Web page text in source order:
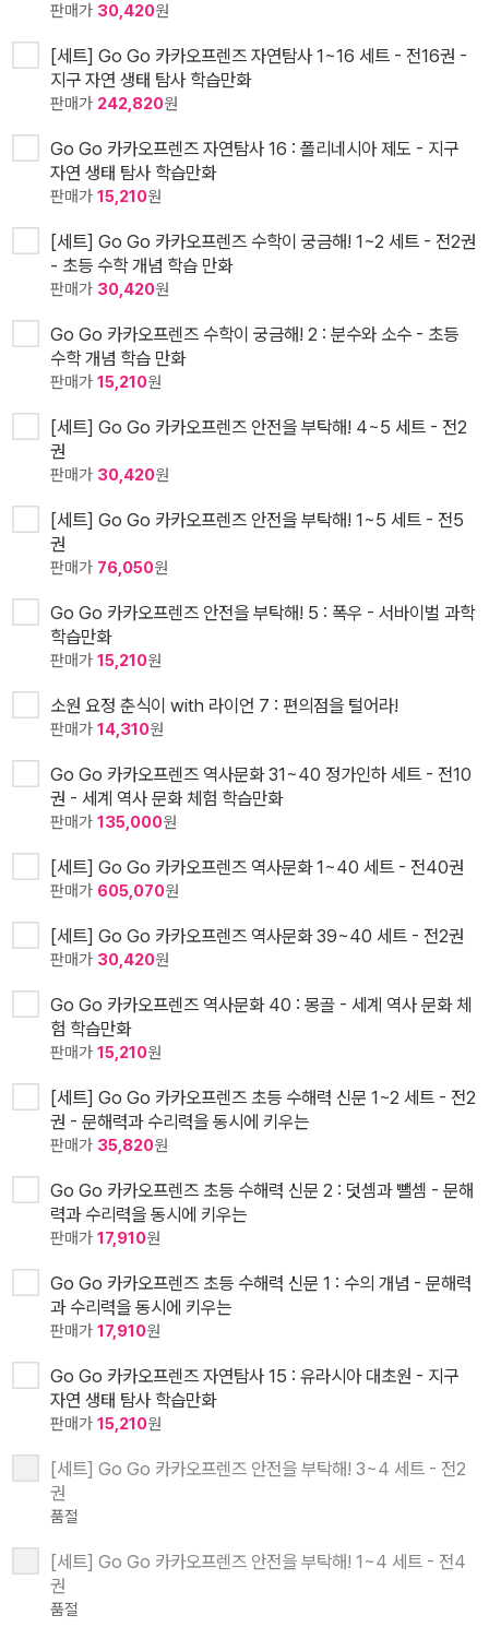
판매가 30,420원
[세트] Go Go 카카오프렌즈 자연탐사 1~16 세트 - 전16권 -
지구 자연 생태 탐사 학습만화
판매가 242,820원
Go Go 카카오프렌즈 자연탐사 16 : 폴리네시아 제도 - 지구
자연 생태 탐사 학습만화
판매가 15,210원
[세트] Go Go 카카오프렌즈 수학이 궁금해! 1~2 세트 - 전2권
- 초등 수학 개념 학습 만화
판매가 30,420원
Go Go 카카오프렌즈 수학이 궁금해! 2 : 분수와 소수 - 초등
수학 개념 학습 만화
판매가 15,210원
[세트] Go Go 카카오프렌즈 안전을 부탁해! 4~5 세트 - 전2
권
판매가 30,420원
[세트] Go Go 카카오프렌즈 안전을 부탁해! 1~5 세트 - 전5
권
판매가 76,050원
Go Go 카카오프렌즈 안전을 부탁해! 5 : 폭우 - 서바이벌 과학
학습만화
판매가 15,210원
소원 요정 춘식이 with 라이언 7 : 편의점을 털어라!
판매가 14,310원
Go Go 카카오프렌즈 역사문화 31~40 정가인하 세트 - 전10
권 - 세계 역사 문화 체험 학습만화
판매가 135,000원
[세트] Go Go 카카오프렌즈 역사문화 1~40 세트 - 전40권
판매가 605,070원
[세트] Go Go 카카오프렌즈 역사문화 39~40 세트 - 전2권
판매가 30,420원
Go Go 카카오프렌즈 역사문화 40 : 몽골 - 세계 역사 문화 체
험 학습만화
판매가 15,210원
[세트] Go Go 카카오프렌즈 초등 수해력 신문 1~2 세트 - 전2
권 - 문해력과 수리력을 동시에 키우는
판매가 35,820원
Go Go 카카오프렌즈 초등 수해력 신문 2 : 덧셈과 뺄셈 - 문해
력과 수리력을 동시에 키우는
판매가 17,910원
Go Go 카카오프렌즈 초등 수해력 신문 1 : 수의 개념 - 문해력
과 수리력을 동시에 키우는
판매가 17,910원
Go Go 카카오프렌즈 자연탐사 15 : 유라시아 대초원 - 지구
자연 생태 탐사 학습만화
판매가 15,210원
[세트] Go Go 카카오프렌즈 안전을 부탁해! 3~4 세트 - 전2
권
품절
[세트] Go Go 카카오프렌즈 안전을 부탁해! 1~4 세트 - 전4
권
품절